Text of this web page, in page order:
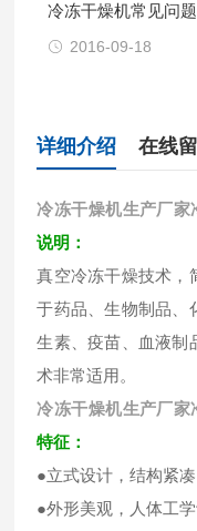
冷冻干燥机常见问
2016-09-18
详细介绍 在线
冷冻干燥机生产厂家
说明：
真空冷冻干燥技术，
于药品、生物制品、
生素、疫苗、血液制
术非常适用。
冷冻干燥机生产厂家
特征：
●立式设计，结构紧凑
●外形美观，人体工